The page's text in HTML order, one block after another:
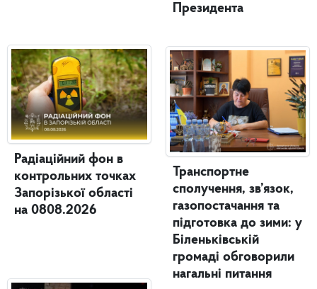
Радіаційний фон в
контрольних точках
Запорізької області
на 0808.2026
Президента
Транспортне
сполучення, зв’язок,
газопостачання та
підготовка до зими: у
Біленьківській
громаді обговорили
нагальні питання